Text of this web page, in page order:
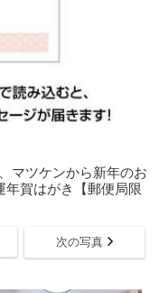
マツケンから新年のお
賀はがき【郵便局限
次の写真